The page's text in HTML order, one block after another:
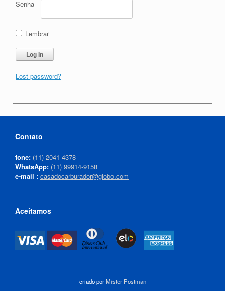
Senha
Lembrar
Lost password?
Contato
fone: (11) 2041-4378
WhatsApp: (11) 99914-9158
e-mail : casadocarburador@globo.com
Aceitamos
criado porMister Postman